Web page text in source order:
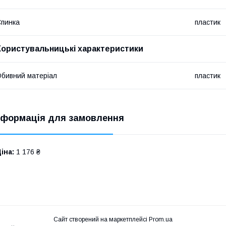
пластик
характеристики
матеріал пластик
для замовлення
1 176 ₴
Сайт створений на маркетплейсі Prom.ua